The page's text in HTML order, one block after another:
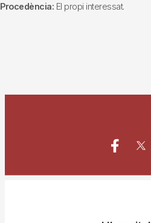
Procedència: El propi interessat.